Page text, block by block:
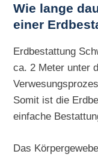
Wie lange
einer
Erdbestattung
ca. 2 Meter unter
Somit ist die
einfache
Das